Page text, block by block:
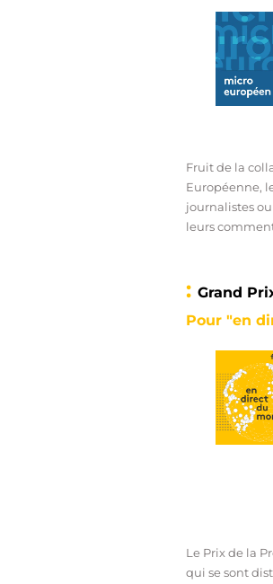
Fruit de la
Européenne,
journalistes
leurs
: Grand
Pour "en
Le Prix de la
qui se sont